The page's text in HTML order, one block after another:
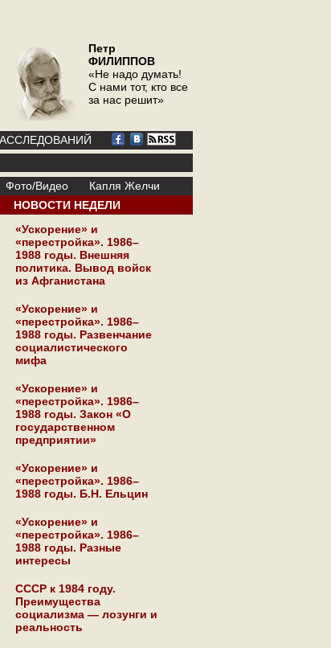
Петр
ФИЛИППОВ
«Не надо думать!
С нами тот, кто все
за нас решит»
Фото/Видео
Капля Желчи
НОВОСТИ НЕДЕЛИ
«Ускорение» и
«перестройка». 1986–
1988 годы. Внешняя
политика. Вывод войск
из Афганистана
«Ускорение» и
«перестройка». 1986–
1988 годы. Развенчание
социалистического
мифа
«Ускорение» и
«перестройка». 1986–
1988 годы. Закон «О
государственном
предприятии»
«Ускорение» и
«перестройка». 1986–
1988 годы. Б.Н. Ельцин
«Ускорение» и
«перестройка». 1986–
1988 годы. Разные
интересы
СССР к 1984 году.
Преимущества
социализма — лозунги и
реальность